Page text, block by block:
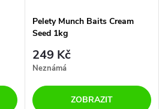
Pelety Munch Baits Cream
Seed 1kg
249 Kč
Neznámá
ZOBRAZIT